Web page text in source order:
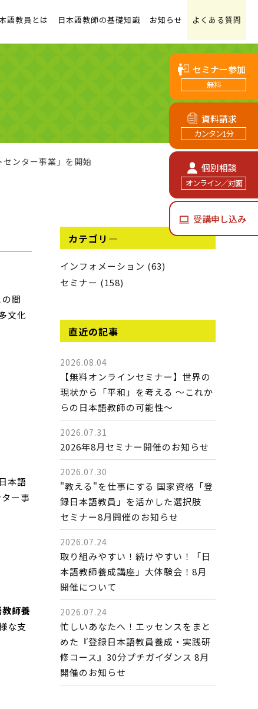
セミナー参加
無料
資料請求
カンタン1分
個別相談
オンライン／対面
受講申し込み
語教員とは 日本語教師の基礎知識 お知らせ よくある質問
ンター事業」を開始
間
文化
本語
ー事
師養
な支
カテゴリ―
インフォメーション (63)
セミナー (158)
直近の記事
2026.08.04
【無料オンラインセミナー】世界の
現状から「平和」を考える ～これか
らの日本語教師の可能性～
2026.07.31
2026年8月セミナー開催のお知らせ
2026.07.30
"教える"を仕事にする 国家資格「登
録日本語教員」を活かした選択肢
セミナー8月開催のお知らせ
2026.07.24
取り組みやすい！続けやすい！「日
本語教師養成講座」大体験会！8月
開催について
2026.07.24
忙しいあなたへ！エッセンスをまと
めた『登録日本語教員養成・実践研
修コース』30分プチガイダンス 8月
開催のお知らせ